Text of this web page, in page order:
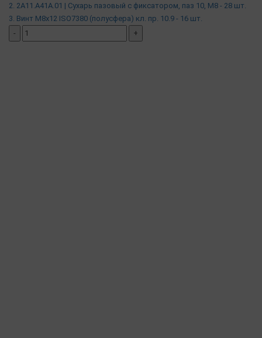
2. 2A11.A41A.01 | Сухарь пазовый c фиксатором, паз 10, М8 - 28 шт.
3. Винт М8х12 ISO7380 (полусфера) кл. пр. 10.9 - 16 шт.
-
+